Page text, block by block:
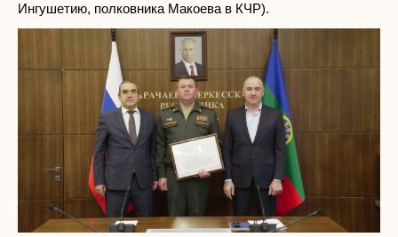
Ингушетию, полковника Макоева в КЧР).